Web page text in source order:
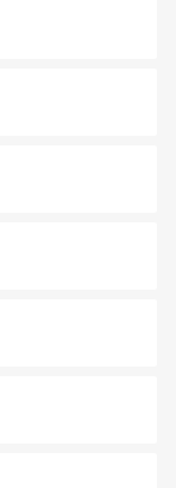
外せないスポット